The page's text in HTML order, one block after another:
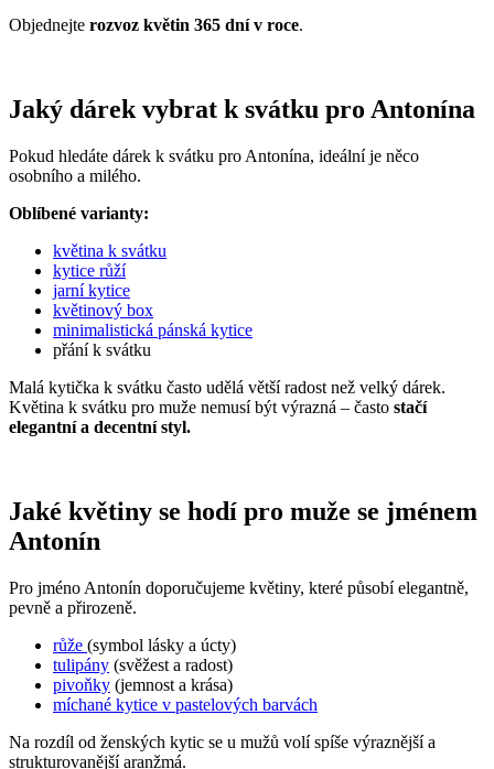
Objednejte rozvoz květin 365 dní v roce.
Jaký dárek vybrat k svátku pro Antonína
Pokud hledáte dárek k svátku pro Antonína, ideální je něco
osobního a milého.
Oblíbené varianty:
květina k svátku
kytice růží
jarní kytice
květinový box
minimalistická pánská kytice
přání k svátku
Malá kytička k svátku často udělá větší radost než velký dárek.
Květina k svátku pro muže nemusí být výrazná – často stačí
elegantní a decentní styl.
Jaké květiny se hodí pro muže se jménem
Antonín
Pro jméno Antonín doporučujeme květiny, které působí elegantně,
pevně a přirozeně.
růže (symbol lásky a úcty)
tulipány (svěžest a radost)
pivoňky (jemnost a krása)
míchané kytice v pastelových barvách
Na rozdíl od ženských kytic se u mužů volí spíše výraznější a
strukturovanější aranžmá.